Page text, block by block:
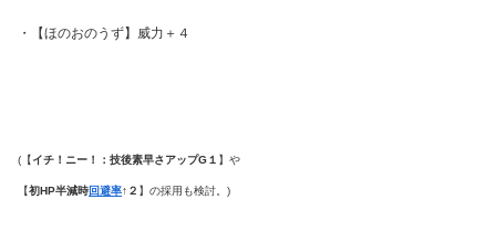
・【ほのおのうず】威力＋４
(【イチ！ニー！：技後素早さアップG１ 】や
【初HP半減時回避率↑２ 】の採用も検討。)